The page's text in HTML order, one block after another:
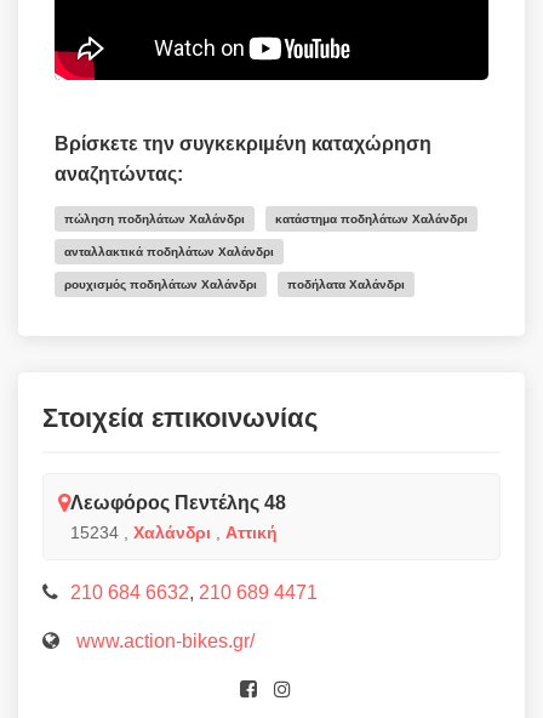
Βρίσκετε την συγκεκριμένη καταχώρηση
αναζητώντας:
πώληση ποδηλάτων Χαλάνδρι κατάστημα ποδηλάτων Χαλάνδρι
ανταλλακτικά ποδηλάτων Χαλάνδρι
ρουχισμός ποδηλάτων Χαλάνδρι ποδήλατα Χαλάνδρι
Στοιχεία επικοινωνίας
Λεωφόρος Πεντέλης 48
15234 Χαλάνδρι Αττική
210 684 6632, 210 689 4471
www.action-bikes.gr/